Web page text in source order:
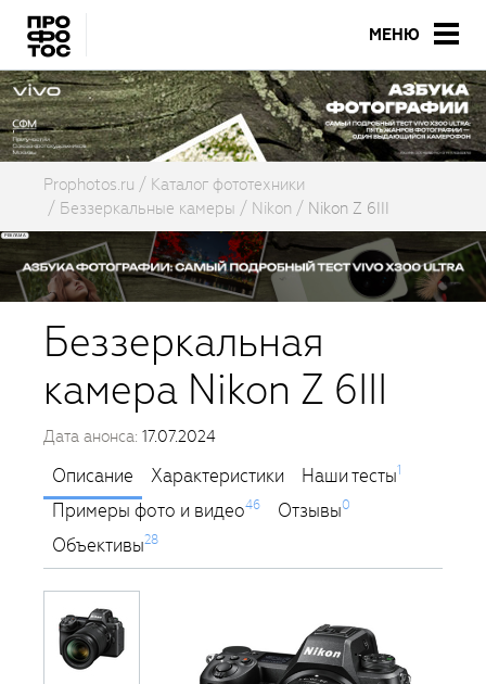
МЕНЮ
Prophotos.ru
Каталог фототехники
Беззеркальные камеры
Nikon Nikon Z 6III
Беззеркальная
камера Nikon Z 6III
Дата анонса: 17.07.2024
Описание Характеристики Наши тесты1
Примеры фото и видео46 Отзывы0
Объективы28